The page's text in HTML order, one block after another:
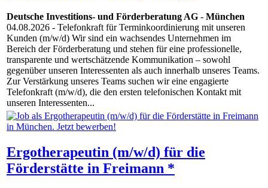
Deutsche Investitions- und Förderberatung AG - München
04.08.2026 - Telefonkraft für Terminkoordinierung mit unseren
Kunden (m/w/d) Wir sind ein wachsendes Unternehmen im
Bereich der Förderberatung und stehen für eine professionelle,
transparente und wertschätzende Kommunikation – sowohl
gegenüber unseren Interessenten als auch innerhalb unseres Teams.
Zur Verstärkung unseres Teams suchen wir eine engagierte
Telefonkraft (m/w/d), die den ersten telefonischen Kontakt mit
unseren Interessenten...
Ergotherapeutin (m/w/d) für die
Förderstätte in Freimann *